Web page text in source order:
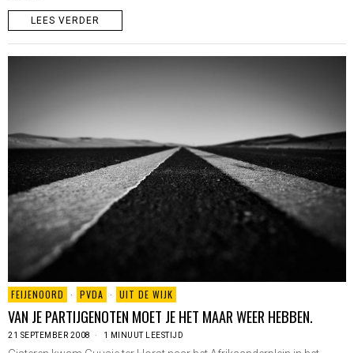
LEES VERDER
FEIJENOORD · PVDA · UIT DE WIJK
VAN JE PARTIJGENOTEN MOET JE HET MAAR WEER HEBBEN.
21 SEPTEMBER 2008 1 MINUUT LEESTIJD